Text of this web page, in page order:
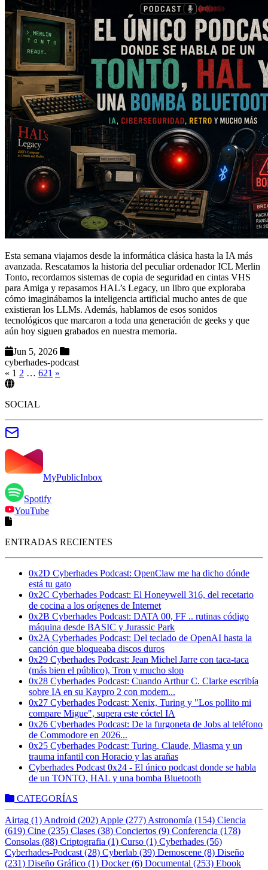
Esta semana viajamos desde la informática clásica hasta la IA más
avanzada. Rescatamos la historia del peculiar ordenador ICL Merlin
Tonto, recordamos sistemas de copia de seguridad en cintas VHS
para Amiga y repasamos HAL’s Legacy, un libro que exploraba
cómo imaginábamos la inteligencia artificial mucho antes de que
existieran los LLMs. Además, hablamos de esos sonidos
tecnológicos que marcaron a toda una generación de geeks y que
aún hoy siguen grabados en nuestra memoria.
Jun 5, 2026
cyberhades-podcast
« 1 2 … 621 »
SOCIAL
MyPublicInbox
Spotify
YouTube
ENTRADAS RECIENTES
0x2D Cyberhades Podcast: OpenClaw me ha dicho dónde
está tu gato
0x2C Cyberhades Podcast: El Honeywell 316, del recetario
de cocina a los orígenes de Internet
0x2B Cyberhades Podcast: DATA 00, FF .. rutinas código
máquina desde BASIC y Jurassic Park
0x2A Cyberhades Podcast: Del teclado de OpenAI hasta la
canción que bloqueaba discos duros
0x29 Cyberhades Podcast: Jean Michel Jarre con taca-taca
(más bien el público), Tron y mucho slop
0x28 Cyberhades Podcast: Cuando Arthur C. Clarke escribía
sobre IA en su Kaypro 2 con modem...
0x27 Cyberhades Podcast: Xenix, Turing y "Los pollito mi
compare Migue", supera este cóctel IA
0x26 Cyberhades Podcast: De la furgoneta de Jobs al teléfono
de Commodore en 2026...
0x25 Cyberhades Podcast: Turing, Claude, Miasma y un
trauma infantil con Horacio y las arañas
Cyberhades Podcast 0x24 - El único podcast donde se habla
de un TONTO, HAL y una bomba Bluetooth
CATEGORÍAS
Airtag (1) Android (202) Apple (277) Astronomía (154) Ciencia
(619) Cine (235) Clases (38) Conciertos (9) Conferencia (178)
Consolas (88) Criptografia (1) Curso (1) Cyberhades (56)
Cyberhades-Podcast (28) Cyberlab (39) Demoscene (8) Diseño
(231) Diseño Gráfico (1) Docker (6) Documental (253) Ebook